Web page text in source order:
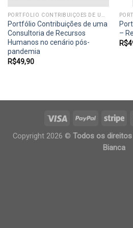
Portfólio Contribuições de uma
Consultoria de Recursos
Humanos no cenário pós-
pandemia
R$49,90
–
R$
Copyright 2026 © Todos os
Bianca